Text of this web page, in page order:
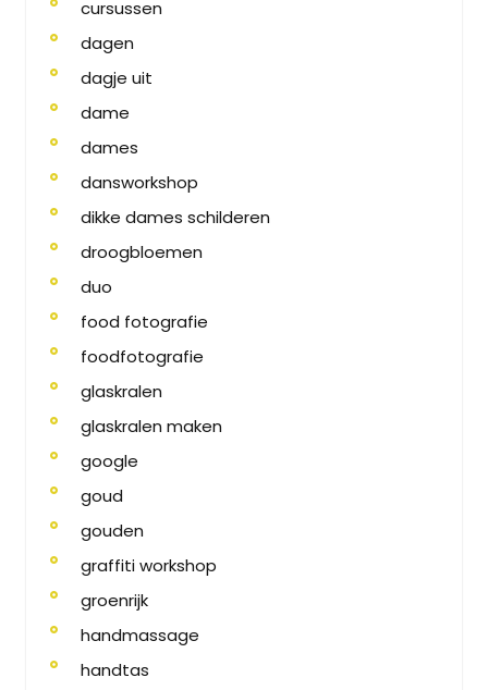
cursussen
dagen
dagje uit
dame
dames
dansworkshop
dikke dames schilderen
droogbloemen
duo
food fotografie
foodfotografie
glaskralen
glaskralen maken
google
goud
gouden
graffiti workshop
groenrijk
handmassage
handtas